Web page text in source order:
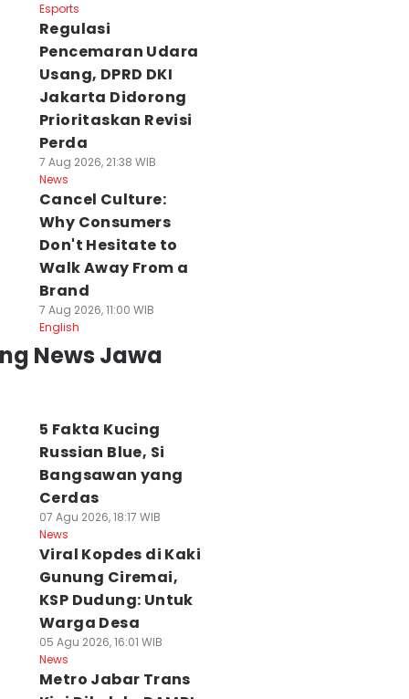
Esports
Regulasi
Pencemaran Udara
Usang, DPRD DKI
Jakarta Didorong
Prioritaskan Revisi
Perda
7 Aug 2026, 21:38 WIB
News
Cancel Culture:
Why Consumers
Don't Hesitate to
Walk Away From a
Brand
7 Aug 2026, 11:00 WIB
English
News Jawa
5 Fakta Kucing
Russian Blue, Si
Bangsawan yang
Cerdas
07 Agu 2026, 18:17 WIB
News
Viral Kopdes di Kaki
Gunung Ciremai,
KSP Dudung: Untuk
Warga Desa
05 Agu 2026, 16:01 WIB
News
Metro Jabar Trans